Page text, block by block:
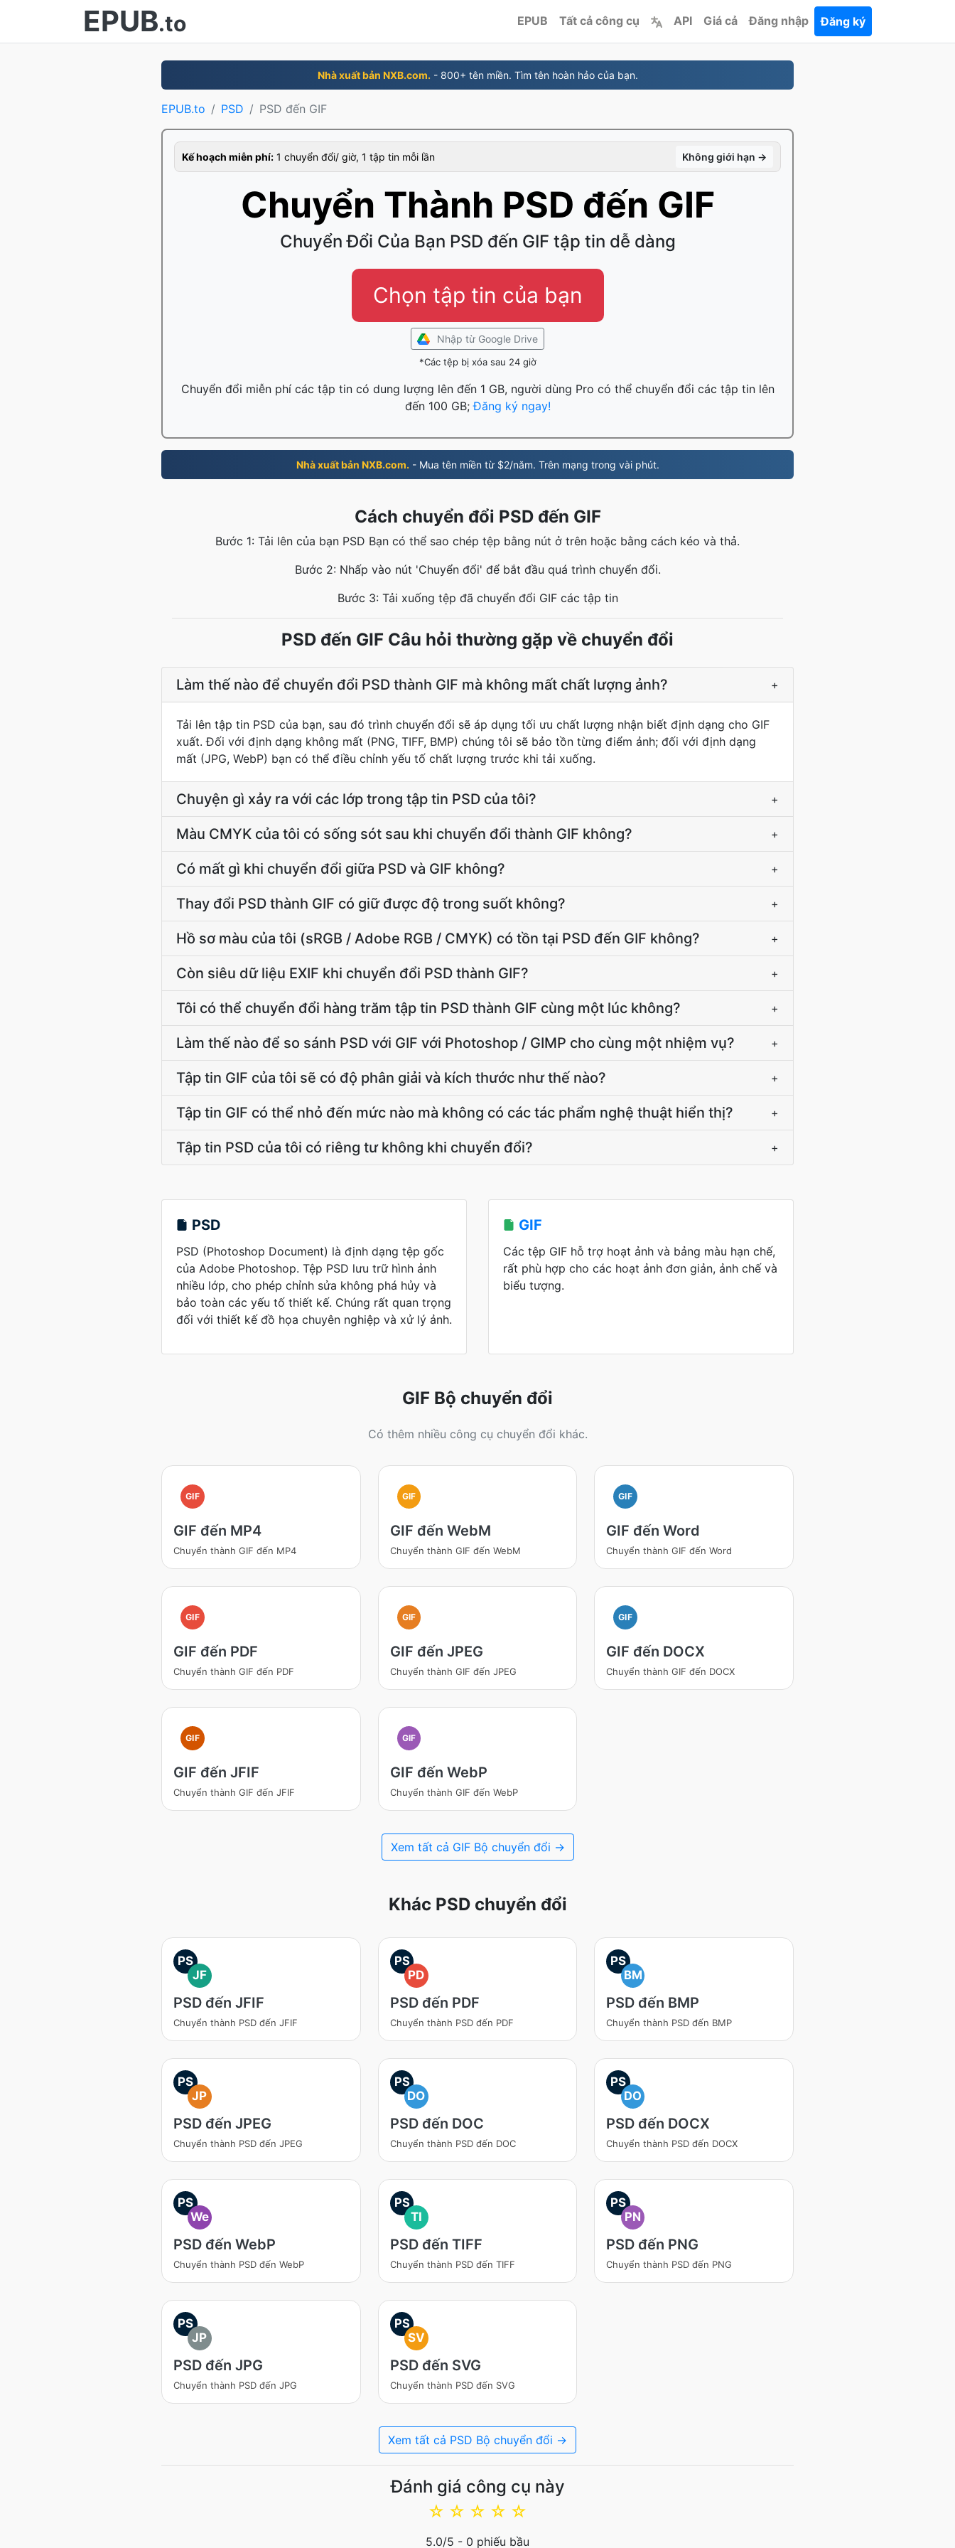
EPUB.to EPUB Tất cả công cụ API Giá cả Đăng nhập Đăng ký
Nhà xuất bản NXB.com. - 800+ tên miền. Tìm tên hoàn hảo của bạn.
EPUB.to PSD PSD đến GIF
Kế hoạch miễn phí: 1 chuyển đổi/ giờ, 1 tập tin mỗi lần Không giới hạn →
Chuyển Thành PSD đến GIF
Chuyển Đổi Của Bạn PSD đến GIF tập tin dễ dàng
Chọn tập tin của bạn
Nhập từ Google Drive
*Các tệp bị xóa sau 24 giờ
Chuyển đổi miễn phí các tập tin có dung lượng lên đến 1 GB, người dùng Pro có thể chuyển đổi các tập tin lên
đến 100 GB;Đăng ký ngay!
Nhà xuất bản NXB.com. - Mua tên miền từ $2/năm. Trên mạng trong vài phút.
Cách chuyển đổi PSD đến GIF
Bước 1: Tải lên của bạn PSD Bạn có thể sao chép tệp bằng nút ở trên hoặc bằng cách kéo và thả.
Bước 2: Nhấp vào nút 'Chuyển đổi' để bắt đầu quá trình chuyển đổi.
Bước 3: Tải xuống tệp đã chuyển đổi GIF các tập tin
PSD đến GIF Câu hỏi thường gặp về chuyển đổi
Làm thế nào để chuyển đổi PSD thành GIF mà không mất chất lượng ảnh? +
Tải lên tập tin PSD của bạn, sau đó trình chuyển đổi sẽ áp dụng tối ưu chất lượng nhận biết định dạng cho GIF
xuất. Đối với định dạng không mất (PNG, TIFF, BMP) chúng tôi sẽ bảo tồn từng điểm ảnh; đối với định dạng
mất (JPG, WebP) bạn có thể điều chỉnh yếu tố chất lượng trước khi tải xuống.
Chuyện gì xảy ra với các lớp trong tập tin PSD của tôi? +
Màu CMYK của tôi có sống sót sau khi chuyển đổi thành GIF không? +
Có mất gì khi chuyển đổi giữa PSD và GIF không? +
Thay đổi PSD thành GIF có giữ được độ trong suốt không? +
Hồ sơ màu của tôi (sRGB / Adobe RGB / CMYK) có tồn tại PSD đến GIF không? +
Còn siêu dữ liệu EXIF khi chuyển đổi PSD thành GIF? +
Tôi có thể chuyển đổi hàng trăm tập tin PSD thành GIF cùng một lúc không? +
Làm thế nào để so sánh PSD với GIF với Photoshop / GIMP cho cùng một nhiệm vụ? +
Tập tin GIF của tôi sẽ có độ phân giải và kích thước như thế nào? +
Tập tin GIF có thể nhỏ đến mức nào mà không có các tác phẩm nghệ thuật hiển thị? +
Tập tin PSD của tôi có riêng tư không khi chuyển đổi? +
PSD
PSD (Photoshop Document) là định dạng tệp gốc
của Adobe Photoshop. Tệp PSD lưu trữ hình ảnh
nhiều lớp, cho phép chỉnh sửa không phá hủy và
bảo toàn các yếu tố thiết kế. Chúng rất quan trọng
đối với thiết kế đồ họa chuyên nghiệp và xử lý ảnh.
GIF
Các tệp GIF hỗ trợ hoạt ảnh và bảng màu hạn chế,
rất phù hợp cho các hoạt ảnh đơn giản, ảnh chế và
biểu tượng.
GIF Bộ chuyển đổi
Có thêm nhiều công cụ chuyển đổi khác.
GIF
GIF đến MP4
Chuyển thành GIF đến MP4
GIF
GIF đến WebM
Chuyển thành GIF đến WebM
GIF
GIF đến Word
Chuyển thành GIF đến Word
GIF
GIF đến PDF
Chuyển thành GIF đến PDF
GIF
GIF đến JPEG
Chuyển thành GIF đến JPEG
GIF
GIF đến DOCX
Chuyển thành GIF đến DOCX
GIF
GIF đến JFIF
Chuyển thành GIF đến JFIF
GIF
GIF đến WebP
Chuyển thành GIF đến WebP
Xem tất cả GIF Bộ chuyển đổi →
Khác PSD chuyển đổi
PS
JF
PSD đến JFIF
Chuyển thành PSD đến JFIF
PS
PD
PSD đến PDF
Chuyển thành PSD đến PDF
PS
BM
PSD đến BMP
Chuyển thành PSD đến BMP
PS
JP
PSD đến JPEG
Chuyển thành PSD đến JPEG
PS
DO
PSD đến DOC
Chuyển thành PSD đến DOC
PS
DO
PSD đến DOCX
Chuyển thành PSD đến DOCX
PS
We
PSD đến WebP
Chuyển thành PSD đến WebP
PS
TI
PSD đến TIFF
Chuyển thành PSD đến TIFF
PS
PN
PSD đến PNG
Chuyển thành PSD đến PNG
PS
JP
PSD đến JPG
Chuyển thành PSD đến JPG
PS
SV
PSD đến SVG
Chuyển thành PSD đến SVG
Xem tất cả PSD Bộ chuyển đổi →
Đánh giá công cụ này
☆
☆
☆
☆
☆
5.0/5 - 0 phiếu bầu